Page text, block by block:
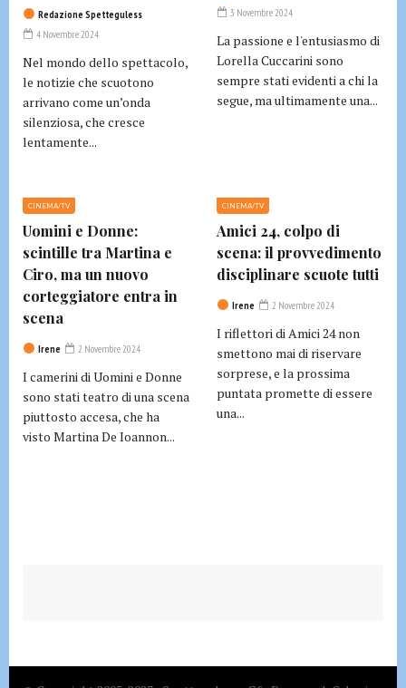
Redazione Spetteguless
4 Novembre 2024
Nel mondo dello spettacolo,
le notizie che scuotono
arrivano come un’onda
silenziosa, che cresce
lentamente...
3 Novembre 2024
La passione e l'entusiasmo di
Lorella Cuccarini sono
sempre stati evidenti a chi la
segue, ma ultimamente una...
CINEMA/TV
Uomini e Donne:
scintille tra Martina e
Ciro, ma un nuovo
corteggiatore entra in
scena
Irene 2 Novembre 2024
I camerini di Uomini e Donne
sono stati teatro di una scena
piuttosto accesa, che ha
visto Martina De Ioannon...
CINEMA/TV
Amici 24, colpo di
scena: il provvedimento
disciplinare scuote tutti
Irene 2 Novembre 2024
I riflettori di Amici 24 non
smettono mai di riservare
sorprese, e la prossima
puntata promette di essere
una...